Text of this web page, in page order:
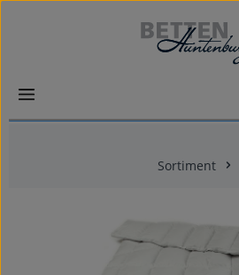
Zum Hauptinhalt springen
Sortiment